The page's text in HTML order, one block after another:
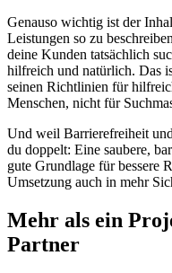
Genauso wichtig ist der
Leistungen so zu
deine Kunden tatsächlich
hilfreich und natürlich. Das
seinen Richtlinien für
Menschen, nicht für
Und weil Barrierefreiheit
du doppelt: Eine saubere,
gute Grundlage für bessere
Umsetzung auch in mehr
Mehr als ein
Partner